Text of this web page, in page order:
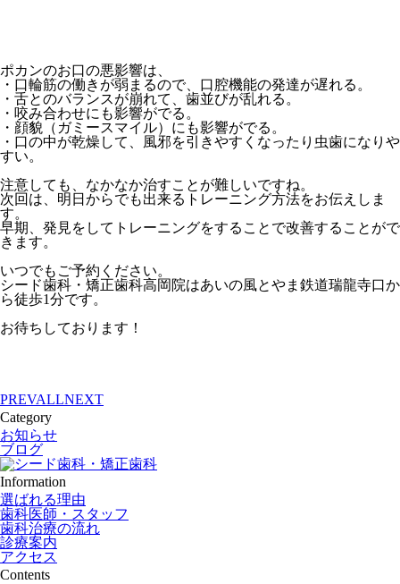
ポカンのお口の悪影響は、
・口輪筋の働きが弱まるので、口腔機能の発達が遅れる。
・舌とのバランスが崩れて、歯並びが乱れる。
・咬み合わせにも影響がでる。
・顔貌（ガミースマイル）にも影響がでる。
・口の中が乾燥して、風邪を引きやすくなったり虫歯になりや
すい。
注意しても、なかなか治すことが難しいですね。
次回は、明日からでも出来るトレーニング方法をお伝えしま
す。
早期、発見をしてトレーニングをすることで改善することがで
きます。
いつでもご予約ください。
シード歯科・矯正歯科高岡院はあいの風とやま鉄道瑞龍寺口か
ら徒歩1分です。
お待ちしております！
PREVALLNEXT
Category
お知らせ
ブログ
Information
選ばれる理由
歯科医師・スタッフ
歯科治療の流れ
診療案内
アクセス
Contents